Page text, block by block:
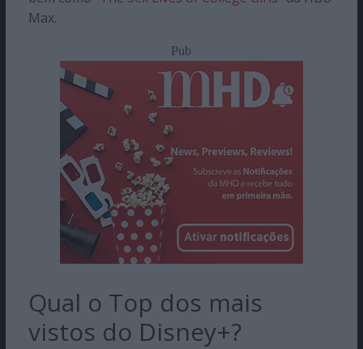
Max.
Pub
Qual o Top dos mais
vistos do Disney+?